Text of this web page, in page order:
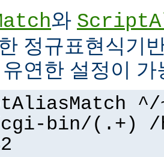
와
정규표현식기
연한 설정이
bin/(.+) /